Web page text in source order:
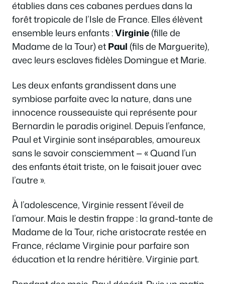
établies dans ces cabanes perdues dans la
forêt tropicale de l’Isle de France. Elles élèvent
ensemble leurs enfants :Virginie(fille de
Madame de la Tour) etPaul (fils de Marguerite),
avec leurs esclaves fidèles Domingue et Marie.
Les deux enfants grandissent dans une
symbiose parfaite avec la nature, dans une
innocence rousseauiste qui représente pour
Bernardin le paradis originel. Depuis l’enfance,
Paul et Virginie sont inséparables, amoureux
sans le savoir consciemment — « Quand l’un
des enfants était triste, on le faisait jouer avec
l’autre ».
À l’adolescence, Virginie ressent l’éveil de
l’amour. Mais le destin frappe : la grand-tante de
Madame de la Tour, riche aristocrate restée en
France, réclame Virginie pour parfaire son
éducation et la rendre héritière. Virginie part.